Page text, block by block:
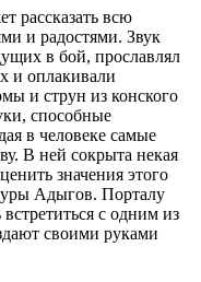
рассказать всю
и радостями. Звук
в бой, прославлял
и оплакивали
и струн из конского
способные
в человеке самые
В ней сокрыта некая
значения этого
Адыгов. Порталу
с одним из
своими руками